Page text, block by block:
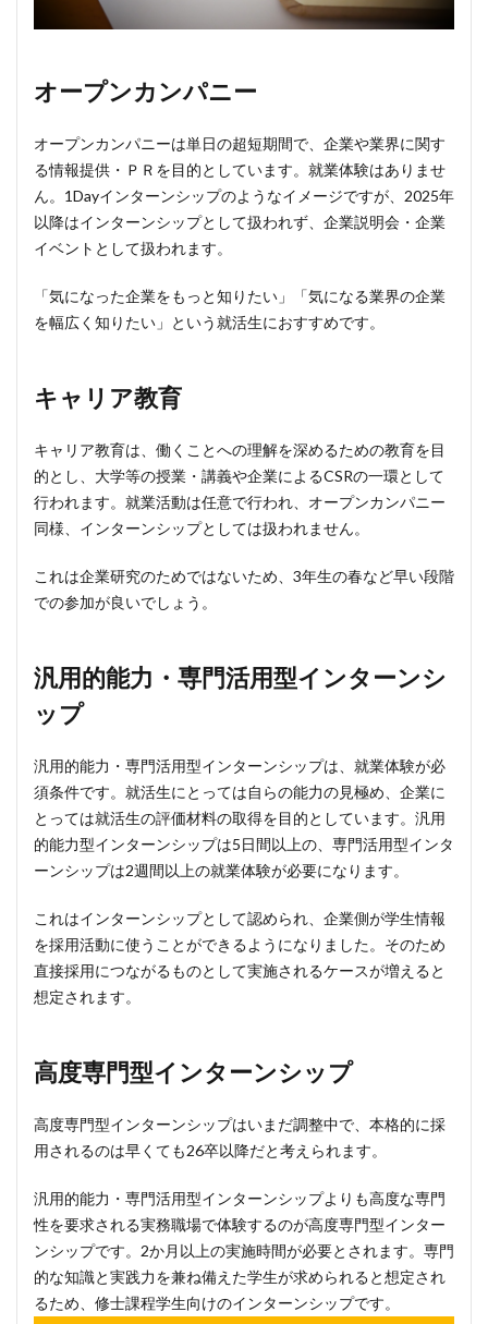
オープンカンパニー
オープンカンパニーは単日の超短期間で、企業や業界に関す
る情報提供・ＰＲを目的としています。就業体験はありませ
ん。1Dayインターンシップのようなイメージですが、2025年
以降はインターンシップとして扱われず、企業説明会・企業
イベントとして扱われます。
「気になった企業をもっと知りたい」「気になる業界の企業
を幅広く知りたい」という就活生におすすめです。
キャリア教育
キャリア教育は、働くことへの理解を深めるための教育を目
的とし、大学等の授業・講義や企業によるCSRの一環として
行われます。就業活動は任意で行われ、オープンカンパニー
同様、インターンシップとしては扱われません。
これは企業研究のためではないため、3年生の春など早い段階
での参加が良いでしょう。
汎用的能力・専門活用型インターンシ
ップ
汎用的能力・専門活用型インターンシップは、就業体験が必
須条件です。就活生にとっては自らの能力の見極め、企業に
とっては就活生の評価材料の取得を目的としています。汎用
的能力型インターンシップは5日間以上の、専門活用型インタ
ーンシップは2週間以上の就業体験が必要になります。
これはインターンシップとして認められ、企業側が学生情報
を採用活動に使うことができるようになりました。そのため
直接採用につながるものとして実施されるケースが増えると
想定されます。
高度専門型インターンシップ
高度専門型インターンシップはいまだ調整中で、本格的に採
用されるのは早くても26卒以降だと考えられます。
汎用的能力・専門活用型インターンシップよりも高度な専門
性を要求される実務職場で体験するのが高度専門型インター
ンシップです。2か月以上の実施時間が必要とされます。専門
的な知識と実践力を兼ね備えた学生が求められると想定され
るため、修士課程学生向けのインターンシップです。